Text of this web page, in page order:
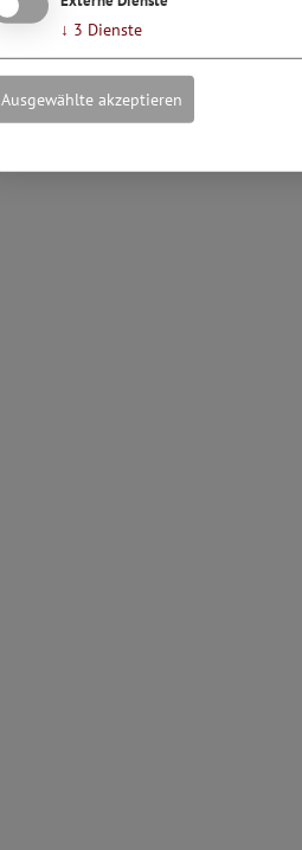
↓ 3 Dienste
Ausgewählte akzeptieren